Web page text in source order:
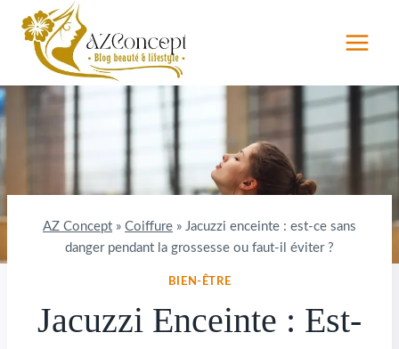
Aller
contenu
AZ Concept » Coiffure » Jacuzzi enceinte : est-ce sans
danger pendant la grossesse ou faut-il éviter ?
BIEN-ÊTRE
Jacuzzi Enceinte : Est-